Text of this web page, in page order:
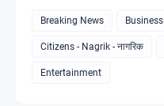
Breaking News Business
Citizens - Nagrik - नागरिक
Entertainment